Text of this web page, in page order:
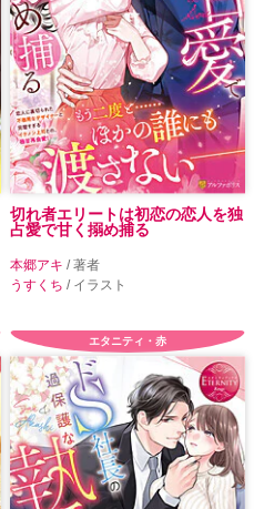
切れ者エリートは初恋の恋人を独
占愛で甘く搦め捕る
本郷アキ / 著者
うすくち / イラスト
エタニティ・赤